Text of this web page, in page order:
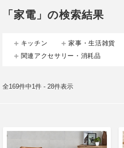
RERUU
テリー / アダプター etc
plus more
Sifflus
美顔器 / 多機能ブラシ / ドライヤー
MESSAGE
「家電」の検索結果
キッチン 家事・生活雑貨
関連アクセサリー・消耗品
全169件中1件 - 28件表示